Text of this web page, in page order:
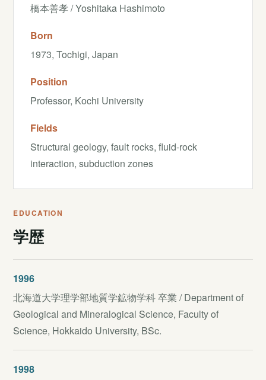
橋本善孝 / Yoshitaka Hashimoto
Born
1973, Tochigi, Japan
Position
Professor, Kochi University
Fields
Structural geology, fault rocks, fluid-rock
interaction, subduction zones
EDUCATION
学歴
1996
北海道大学理学部地質学鉱物学科 卒業 / Department of
Geological and Mineralogical Science, Faculty of
Science, Hokkaido University, BSc.
1998